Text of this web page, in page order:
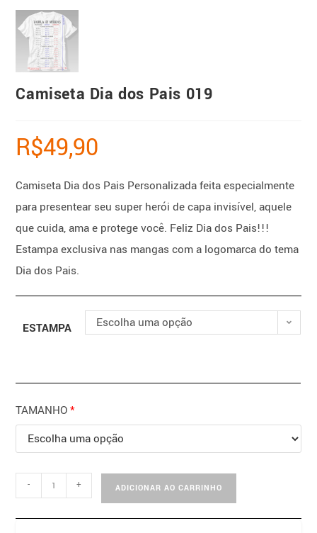
Camiseta Dia dos Pais 019
R$49,90
Camiseta Dia dos Pais Personalizada feita especialmente
para presentear seu super herói de capa invisível, aquele
que cuida, ama e protege você. Feliz Dia dos Pais!!!
Estampa exclusiva nas mangas com a logomarca do tema
Dia dos Pais.
ESTAMPA Escolha uma opção
TAMANHO*
- + ADICIONAR AO CARRINHO